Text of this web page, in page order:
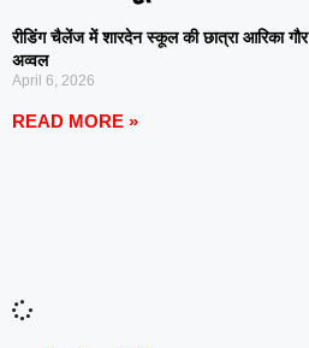
रीडिंग चैलेंज में शारदेन स्कूल की छात्रा आरिका गौर
अव्वल
April 6, 2026
READ MORE »